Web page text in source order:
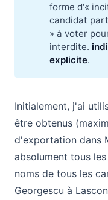
forme d'«
candidat
» à voter
interdite.
explicite.
Initialement, j'ai
être obtenus
d'exportation dans
absolument tous
noms de tous les
Georgescu à